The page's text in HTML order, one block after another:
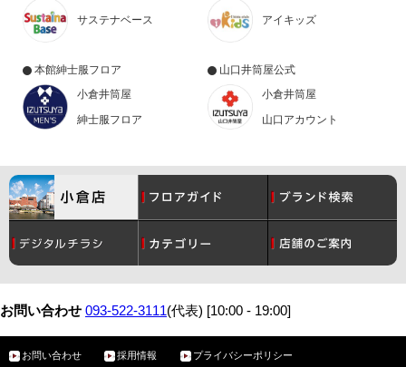
サステナベース アイキッズ
本館紳士服フロア
小倉井筒屋
紳士服フロア
山口井筒屋公式
小倉井筒屋
山口アカウント
コスメ レディース
メンズ ベビー・こども
月間催事スケジュール グルメ
サービスガイド アクセス・駐車場
お問い合わせ 093-522-3111(代表) [10:00 - 19:00]
お問い合わせ 採用情報 プライバシーポリシー